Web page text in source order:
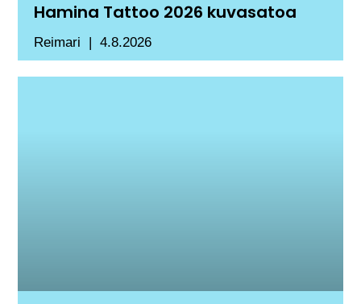
Hamina Tattoo 2026 kuvasatoa
Reimari 4.8.2026